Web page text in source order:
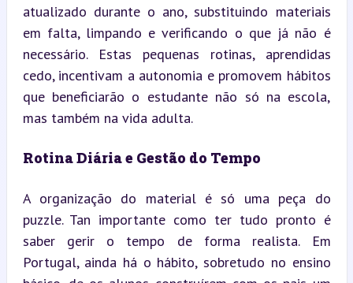
atualizado durante o ano, substituindo materiais
em falta, limpando e verificando o que já não é
necessário. Estas pequenas rotinas, aprendidas
cedo, incentivam a autonomia e promovem hábitos
que beneficiarão o estudante não só na escola,
mas também na vida adulta.
Rotina Diária e Gestão do Tempo
A organização do material é só uma peça do
puzzle. Tan importante como ter tudo pronto é
saber gerir o tempo de forma realista. Em
Portugal, ainda há o hábito, sobretudo no ensino